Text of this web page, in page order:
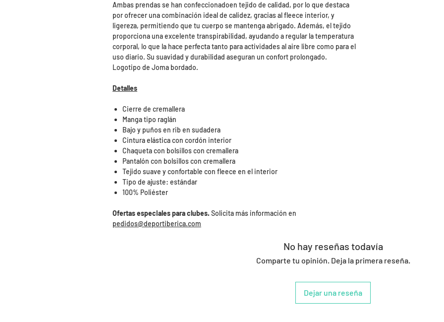
Ambas prendas se han confeccionadoen tejido de calidad, por lo que destaca
por ofrecer una combinación ideal de calidez, gracias al fleece interior, y
ligereza, permitiendo que tu cuerpo se mantenga abrigado. Además, el tejido
proporciona una excelente transpirabilidad, ayudando a regular la temperatura
corporal, lo que la hace perfecta tanto para actividades al aire libre como para el
uso diario. Su suavidad y durabilidad aseguran un confort prolongado.
Logotipo de Joma bordado.
Detalles
Cierre de cremallera
Manga tipo raglán
Bajo y puños en rib en sudadera
Cintura elástica con cordón interior
Chaqueta con bolsillos con cremallera
Pantalón con bolsillos con cremallera
Tejido suave y confortable con fleece en el interior
Tipo de ajuste: estándar
100% Poliéster
Ofertas especiales para clubes. Solicita más información en
pedidos@deportiberica.com
No hay reseñas todavía
Comparte tu opinión. Deja la primera reseña.
Dejar una reseña